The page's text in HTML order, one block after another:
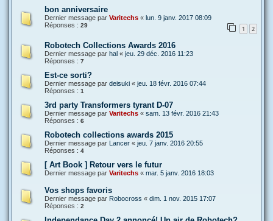
bon anniversaire
Dernier message par Varitechs « lun. 9 janv. 2017 08:09
Réponses : 29 1 2
Robotech Collections Awards 2016
Dernier message par hal « jeu. 29 déc. 2016 11:23
Réponses : 7
Est-ce sorti?
Dernier message par deisuki « jeu. 18 févr. 2016 07:44
Réponses : 1
3rd party Transformers tyrant D-07
Dernier message par Varitechs « sam. 13 févr. 2016 21:43
Réponses : 6
Robotech collections awards 2015
Dernier message par Lancer « jeu. 7 janv. 2016 20:55
Réponses : 4
[ Art Book ] Retour vers le futur
Dernier message par Varitechs « mar. 5 janv. 2016 18:03
Vos shops favoris
Dernier message par Robocross « dim. 1 nov. 2015 17:07
Réponses : 2